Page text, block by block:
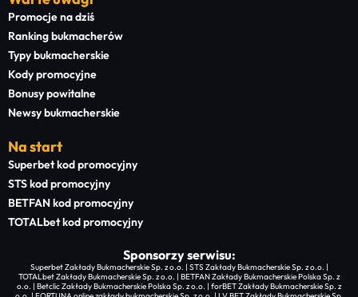
Promocje na dziś
Ranking bukmacherów
Typy bukmacherskie
Kody promocyjne
Bonusy powitalne
Newsy bukmacherskie
Na start
Superbet kod promocyjny
STS kod promocyjny
BETFAN kod promocyjny
TOTALbet kod promocyjny
Sponsorzy serwisu:
Superbet Zakłady Bukmacherskie Sp. z o.o. | STS Zakłady Bukmacherskie Sp. z o.o. |
TOTALbet Zakłady Bukmacherskie Sp. z o.o. | BETFAN Zakłady Bukmacherskie Polska Sp. z
o.o. | Betclic Zakłady Bukmacherskie Polska Sp. z o.o. | forBET Zakłady Bukmacherskie Sp. z